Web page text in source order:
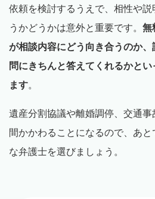
依頼を検討するうえで、相性や
うかどうかは意外と重要です。 無
が相談内容にどう向き合うのか
問にきちんと答えてくれるかと
ます。
遺産分割協議や離婚調停、交通
間かかわることになるので、あ
な弁護士を選びましょう。